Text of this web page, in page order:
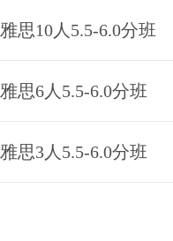
雅思10人5.5-6.0分班
雅思6人5.5-6.0分班
雅思3人5.5-6.0分班